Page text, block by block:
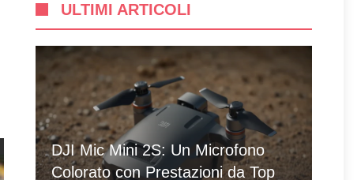
ULTIMI ARTICOLI
DJI Mic Mini 2S: Un Microfono
Colorato con Prestazioni da Top